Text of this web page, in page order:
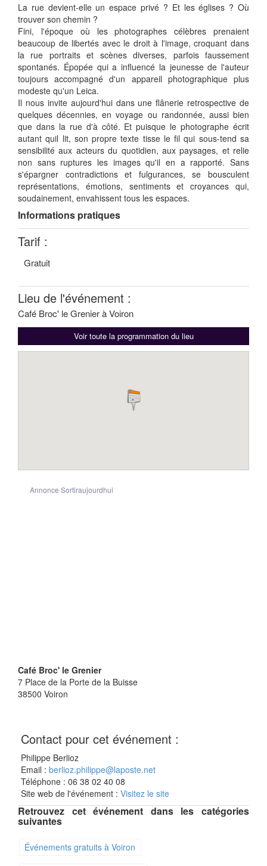
La rue devient-elle un espace privé ? Et les églises ? Où
trouver son chemin ?
Fini, l'époque où les photographes célèbres prenaient
beaucoup de libertés avec le droit à l'image, croquant dans
la rue portraits et scènes diverses, parfois faussement
spontanés. Épopée qui a influencé la jeunesse de l'auteur
toujours accompagné d'un appareil photographique plus
modeste qu'un Leica.
Il nous invite aujourd'hui dans une flânerie retrospective de
quelques décennies, en voyage ou randonnée, aussi bien
que dans la rue d'à côté. Et puisque le photographe écrit
autant quil lit, son propre texte tisse le fil qui sous-tend sa
sensibilité aux acteurs du quotidien, aux paysages, et relie
non sans ruptures les images qu'il en a rapporté. Sans
s'épargner contradictions et fulgurances, se bousculent
représentations, émotions, sentiments et croyances qui,
soudainement, envahissent tous les espaces.
Informations pratiques
Tarif :
Gratuit
Lieu de l'événement :
Café Broc' le Grenier à Voiron
Voir toute la programmation du lieu
Annonce Sortiraujourdhui
Café Broc' le Grenier
7 Place de la Porte de la Buisse
38500 Voiron
Contact pour cet événement :
Philippe Berlioz
Email : berlioz.philippe@laposte.net
Téléphone : 06 38 02 40 08
Site web de l'événement : Visitez le site
Retrouvez cet événement dans les catégories
suivantes
Événements gratuits à Voiron